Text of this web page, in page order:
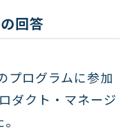
回答
プログラムに参加
ダクト・マネージ